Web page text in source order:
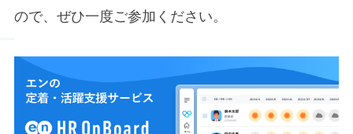
ので、ぜひ一度ご参加ください。